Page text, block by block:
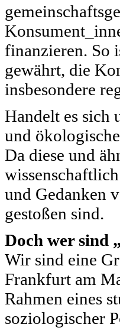
finanzieren. So
gewährt, die
insbesondere
Handelt es sich
und
Da diese und
und Gedanken
gestoßen sind.
Doch wer sind
Wir sind eine
Frankfurt am
Rahmen eines
soziologischer